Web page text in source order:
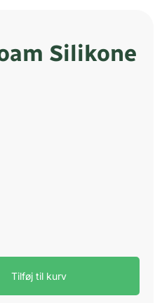
Silikone
Tilføj til kurv